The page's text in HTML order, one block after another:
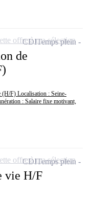
de
(H/F) Localisation : Seine-
: Salaire fixe motivant,
CDITemps plein
offre à ma sélection
vie H/F
CDITemps plein
offre à ma sélection